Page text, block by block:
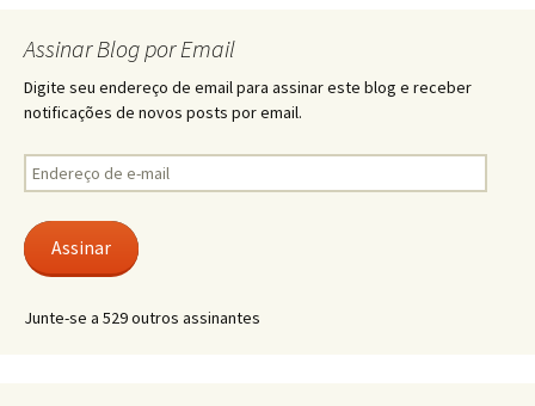
de
posts
Assinar Blog por Email
Digite seu endereço de email para assinar este blog e receber
notificações de novos posts por email.
Endereço
de
mail Assinar
Junte-se a 529 outros assinantes